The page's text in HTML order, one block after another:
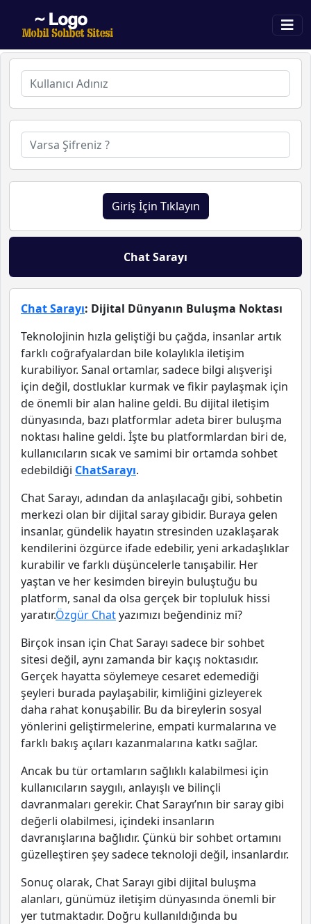
Giriş İçin Tıklayın
Chat Sarayı
Chat Sarayı: Dijital Dünyanın Buluşma Noktası
Teknolojinin hızla geliştiği bu çağda, insanlar artık
farklı coğrafyalardan bile kolaylıkla iletişim
kurabiliyor. Sanal ortamlar, sadece bilgi alışverişi
için değil, dostluklar kurmak ve fikir paylaşmak için
de önemli bir alan haline geldi. Bu dijital iletişim
dünyasında, bazı platformlar adeta birer buluşma
noktası haline geldi. İşte bu platformlardan biri de,
kullanıcıların sıcak ve samimi bir ortamda sohbet
edebildiği ChatSarayı.
Chat Sarayı, adından da anlaşılacağı gibi, sohbetin
merkezi olan bir dijital saray gibidir. Buraya gelen
insanlar, gündelik hayatın stresinden uzaklaşarak
kendilerini özgürce ifade edebilir, yeni arkadaşlıklar
kurabilir ve farklı düşüncelerle tanışabilir. Her
yaştan ve her kesimden bireyin buluştuğu bu
platform, sanal da olsa gerçek bir topluluk hissi
yaratır.Özgür Chatyazımızı beğendiniz mi?
Birçok insan için Chat Sarayı sadece bir sohbet
sitesi değil, aynı zamanda bir kaçış noktasıdır.
Gerçek hayatta söylemeye cesaret edemediği
şeyleri burada paylaşabilir, kimliğini gizleyerek
daha rahat konuşabilir. Bu da bireylerin sosyal
yönlerini geliştirmelerine, empati kurmalarına ve
farklı bakış açıları kazanmalarına katkı sağlar.
Ancak bu tür ortamların sağlıklı kalabilmesi için
kullanıcıların saygılı, anlayışlı ve bilinçli
davranmaları gerekir. Chat Sarayı’nın bir saray gibi
değerli olabilmesi, içindeki insanların
davranışlarına bağlıdır. Çünkü bir sohbet ortamını
güzelleştiren şey sadece teknoloji değil, insanlardır.
Sonuç olarak, Chat Sarayı gibi dijital buluşma
alanları, günümüz iletişim dünyasında önemli bir
yer tutmaktadır. Doğru kullanıldığında bu